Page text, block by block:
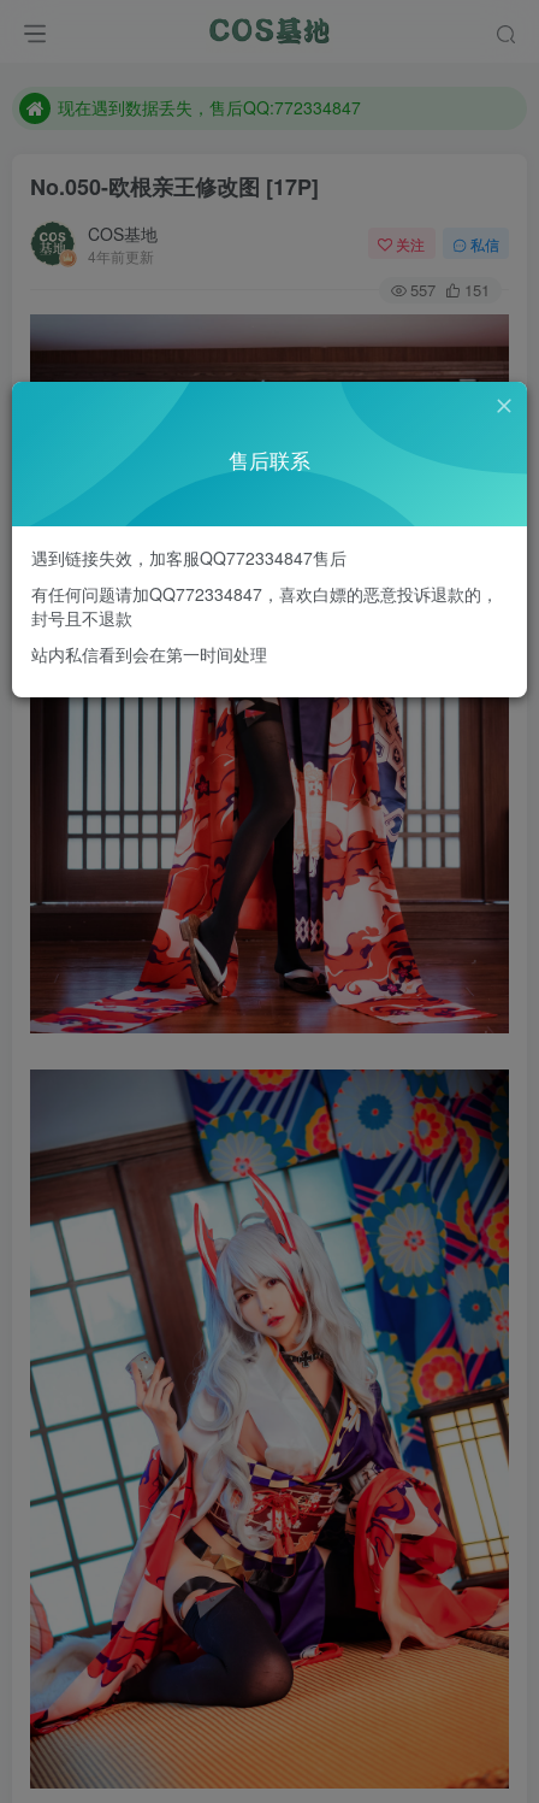
现在遇到数据丢失，售后QQ:772334847
防失联：百度搜索《趣画刊》，实时查看最新站点。
No.050-欧根亲王修改图 [17P]
COS基地
4年前更新
关注 私信
557 151
售后联系
遇到链接失效，加客服QQ772334847售后
有任何问题请加QQ772334847，喜欢白嫖的恶意投诉退款的，
封号且不退款
站内私信看到会在第一时间处理